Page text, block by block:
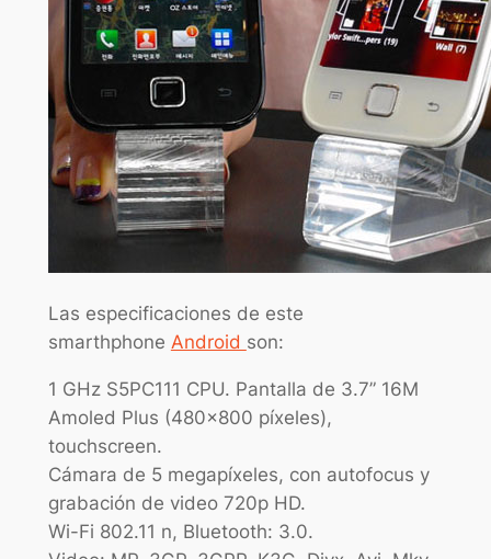
Las especificaciones de este
smarthphone Android son:
1 GHz S5PC111 CPU. Pantalla de 3.7” 16M
Amoled Plus (480×800 píxeles),
touchscreen.
Cámara de 5 megapíxeles, con autofocus y
grabación de video 720p HD.
Wi-Fi 802.11 n, Bluetooth: 3.0.